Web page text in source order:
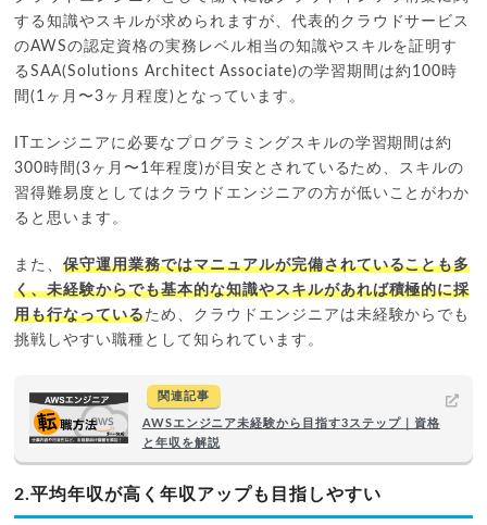
する知識やスキルが求められますが、代表的クラウドサービス
のAWSの認定資格の実務レベル相当の知識やスキルを証明す
るSAA(Solutions Architect Associate)の学習期間は約100時
間(1ヶ月〜3ヶ月程度)となっています。
ITエンジニアに必要なプログラミングスキルの学習期間は約
300時間(3ヶ月〜1年程度)が目安とされているため、スキルの
習得難易度としてはクラウドエンジニアの方が低いことがわか
ると思います。
また、保守運用業務ではマニュアルが完備されていることも多
く、未経験からでも基本的な知識やスキルがあれば積極的に採
用も行なっているため、クラウドエンジニアは未経験からでも
挑戦しやすい職種として知られています。
関連記事
AWSエンジニア未経験から目指す3ステップ｜資格
と年収を解説
2.平均年収が高く年収アップも目指しやすい